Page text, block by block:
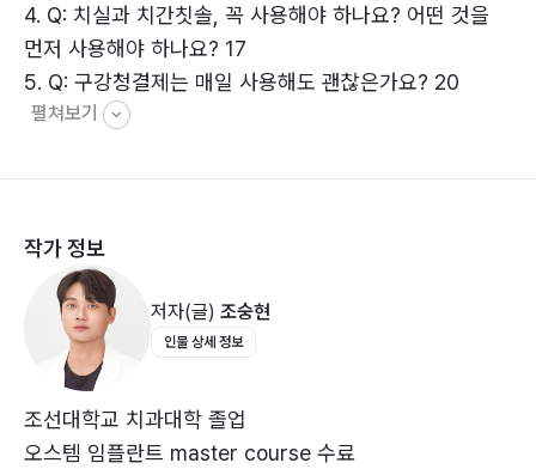
4. ‌Q: 치실과 치간칫솔, 꼭 사용해야 하나요? 어떤 것을
먼저 사용해야 하나요? 17
5. Q: 구강청결제는 매일 사용해도 괜찮은가요? 20
6. Q: 혀 클리너는 왜 사용해야 하나요? 21
10. Q: 스케일링은 꼭 해야 하나요? 얼마나 자주 해야 하
나요? 33
Part 2 치과 질환, 똑똑하게 대처하기!
11. Q: 충치는 왜 생기나요? 초기 증상은 무엇인가요? 38
12. Q: 충치 치료는 어떻게 이루어지나요? 41
13. ‌Q: 충치가 너무 심해서 신경 치료를 해야 한다는데,
펼쳐보기
작가 정보
저자(글) 조숭현
인물 상세 정보
조선대학교 치과대학 졸업
오스템 임플란트 master course 수료